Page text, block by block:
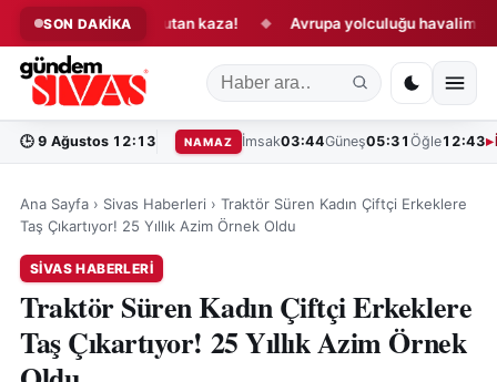
SON DAKİKA
Sivas’ta korkutan kaza! ◆ Avrupa yolculuğu havalimanında
🕒 9 Ağustos 12:13 NAMAZ İmsak03:44Güneş05:31 Öğle12:43
Ana Sayfa › Sivas Haberleri › Traktör Süren Kadın Çiftçi Erkeklere
Taş Çıkartıyor! 25 Yıllık Azim Örnek Oldu
SIVAS HABERLERI
Traktör Süren Kadın Çiftçi Erkeklere
Taş Çıkartıyor! 25 Yıllık Azim Örnek